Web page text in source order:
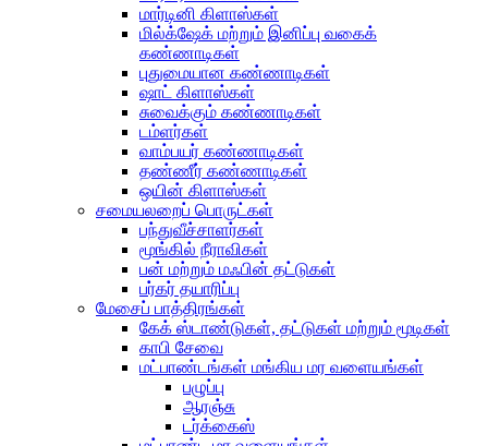
மார்டினி கிளாஸ்கள்
மில்க்‌ஷேக் மற்றும் இனிப்பு வகைக்
கண்ணாடிகள்
புதுமையான கண்ணாடிகள்
ஷாட் கிளாஸ்கள்
சுவைக்கும் கண்ணாடிகள்
டம்ளர்கள்
வாம்பயர் கண்ணாடிகள்
தண்ணீர் கண்ணாடிகள்
ஒயின் கிளாஸ்கள்
சமையலறைப் பொருட்கள்
பந்துவீச்சாளர்கள்
மூங்கில் நீராவிகள்
பன் மற்றும் மஃபின் தட்டுகள்
பர்கர் தயாரிப்பு
மேசைப் பாத்திரங்கள்
கேக் ஸ்டாண்டுகள், தட்டுகள் மற்றும் மூடிகள்
காபி சேவை
மட்பாண்டங்கள் மங்கிய மர வளையங்கள்
பழுப்பு
ஆரஞ்சு
டர்க்கைஸ்